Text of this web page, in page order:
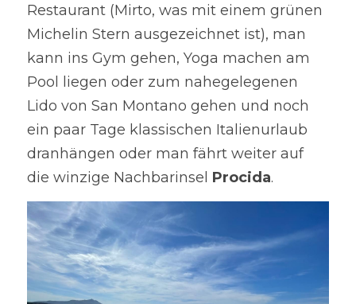
Restaurant (Mirto, was mit einem grünen
Michelin Stern ausgezeichnet ist), man
kann ins Gym gehen, Yoga machen am
Pool liegen oder zum nahegelegenen
Lido von San Montano gehen und noch
ein paar Tage klassischen Italienurlaub
dranhängen oder man fährt weiter auf
die winzige Nachbarinsel Procida.